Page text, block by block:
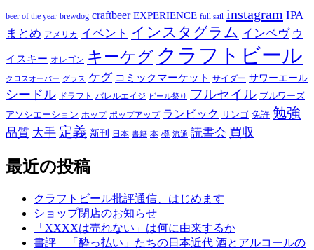
beer of the year brewdog craftbeer EXPERIENCE full sail instagram IPA
まとめ アメリカ イベント インスタグラム インベヴ ウ
イスキー オレゴン キーケグ クラフトビール
クロスオーバー グラス ケグ コミックマーケット サイダー サワーエール
シードル ドラフト バレルエイジ ビール祭り フルセイル ブルワーズ
アソシエーション ホップ ポップアップ ランビック リンゴ 免許 勉強
品質 大手 定義 新刊 日本 書籍 本 樽 流通 読書会 買収
最近の投稿
クラフトビール批評通信、はじめます
ショップ閉店のお知らせ
「XXXXは売れない」は何に由来するか
書評 「酔っ払い」たちの日本近代 酒とアルコールの